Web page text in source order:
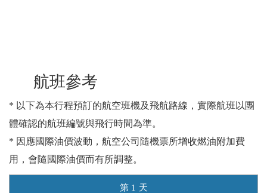
航班參考
* 以下為本行程預訂的航空班機及飛航路線，實際航班以團
體確認的航班編號與飛行時間為準。
* 因應國際油價波動，航空公司隨機票所增收燃油附加費
用，會隨國際油價而有所調整。
1